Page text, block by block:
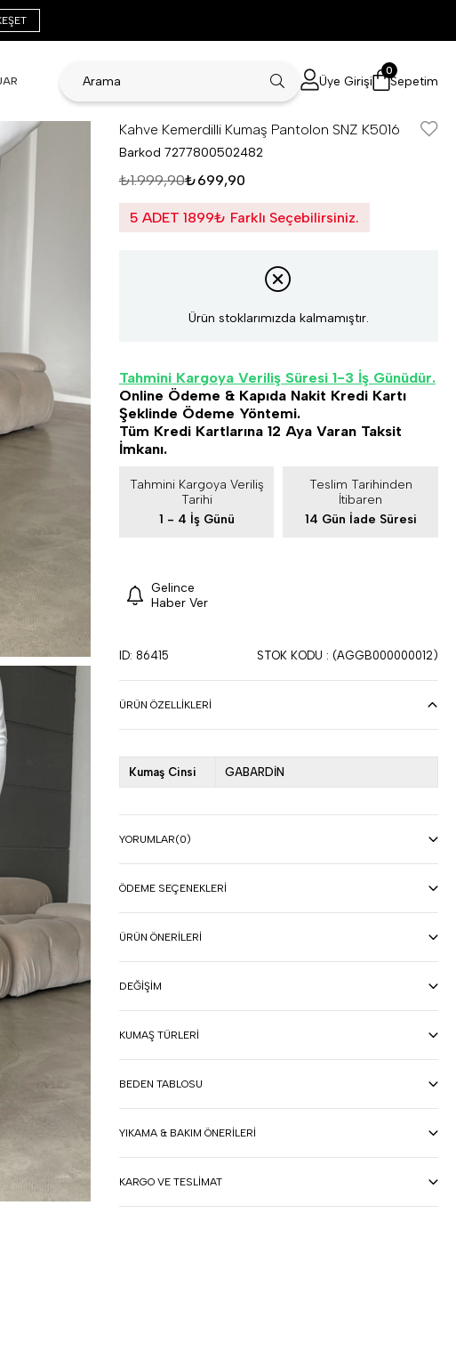
Üye Girişi Sepetim
0
Kahve Kemerdilli Kumaş Pantolon SNZ K5016
Barkod 7277800502482
₺1.999,90₺699,90
5 ADET 1899₺ Farklı Seçebilirsiniz.
Ürün stoklarımızda kalmamıştır.
Tahmini Kargoya Veriliş Süresi 1-3 İş Günüdür.
Online Ödeme & Kapıda Nakit Kredi Kartı
Şeklinde Ödeme Yöntemi.
Tüm Kredi Kartlarına 12 Aya Varan Taksit
İmkanı.
Tahmini Kargoya Veriliş
Tarihi
1 - 4 İş Günü
Teslim Tarihinden
İtibaren
14 Gün İade Süresi
Gelince
Haber Ver
ID: 86415 STOK KODU (AGGB000000012)
ÜRÜN ÖZELLIKLERI
Kumaş Cinsi GABARDİN
YORUMLAR(0)
ÖDEME SEÇENEKLERI
ÜRÜN ÖNERILERI
DEĞIŞIM
KUMAŞ TÜRLERI
BEDEN TABLOSU
YIKAMA & BAKIM ÖNERILERI
KARGO VE TESLIMAT